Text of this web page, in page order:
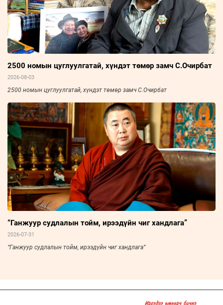
2500 номын цуглуулгатай, хүндэт төмөр замч С.Очирбат
2026-08-03
2500 номын цуглуулгатай, хүндэт төмөр замч С.Очирбат
“Ганжуур судлалын тойм, ирээдүйн чиг хандлага”
2026-07-31
“Ганжуур судлалын тойм, ирээдүйн чиг хандлага”